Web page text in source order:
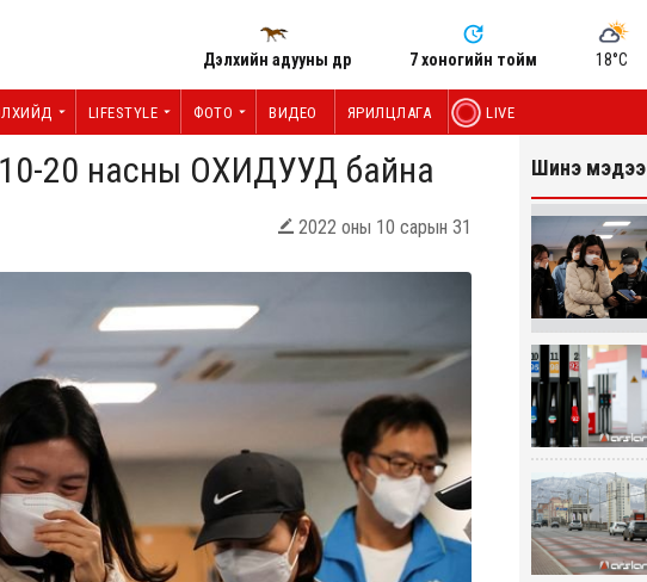
Дэлхийн адууны өдөр 7 хоногийн тойм 18°C
LIFESTYLE ФОТО ВИДЕО ЯРИЛЦЛАГА LIVE
20 насны ОХИДУУД байна
 2022 оны 10 сарын 31
Шинэ мэдээ